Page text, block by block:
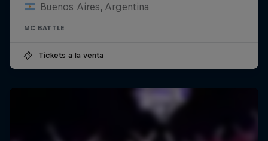
Buenos Aires, Argentina
MC BATTLE
Tickets a la venta